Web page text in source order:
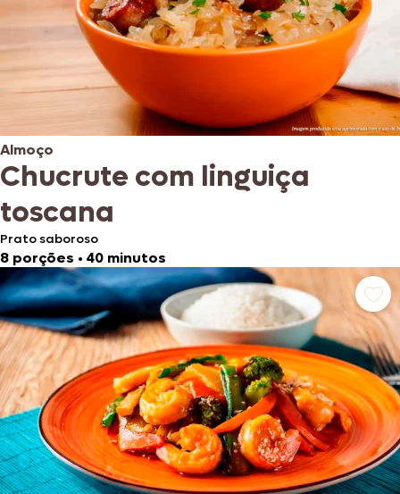
Almoço
Chucrute com linguiça
toscana
Prato saboroso
8 porções • 40 minutos